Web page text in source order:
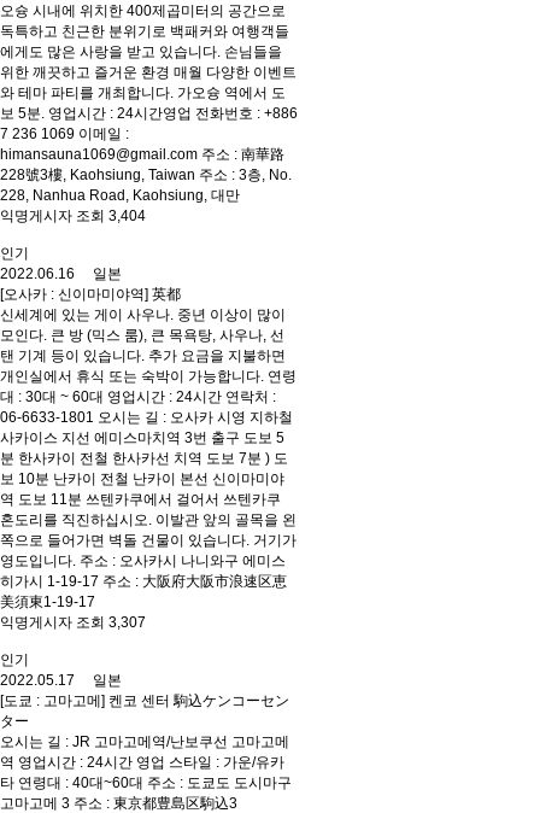
오슝 시내에 위치한 400제곱미터의 공간으로
독특하고 친근한 분위기로 백패커와 여행객들
에게도 많은 사랑을 받고 있습니다. 손님들을
위한 깨끗하고 즐거운 환경 매월 다양한 이벤트
와 테마 파티를 개최합니다. 가오슝 역에서 도
보 5분. 영업시간 : 24시간영업 전화번호 : +886
7 236 1069 이메일 :
himansauna1069@gmail.com 주소 : 南華路
228號3樓, Kaohsiung, Taiwan 주소 : 3층, No.
228, Nanhua Road, Kaohsiung, 대만
익명게시자 조회 3,404
인기
2022.06.16 일본
[오사카 : 신이마미야역] 英都
신세계에 있는 게이 사우나. 중년 이상이 많이
모인다. 큰 방 (믹스 룸), 큰 목욕탕, 사우나, 선
탠 기계 등이 있습니다. 추가 요금을 지불하면
개인실에서 휴식 또는 숙박이 가능합니다. 연령
대 : 30대 ~ 60대 영업시간 : 24시간 연락처 :
06-6633-1801 오시는 길 : 오사카 시영 지하철
사카이스 지선 에미스마치역 3번 출구 도보 5
분 한사카이 전철 한사카선 치역 도보 7분 ) 도
보 10분 난카이 전철 난카이 본선 신이마미야
역 도보 11분 쓰텐카쿠에서 걸어서 쓰텐카쿠
혼도리를 직진하십시오. 이발관 앞의 골목을 왼
쪽으로 들어가면 벽돌 건물이 있습니다. 거기가
영도입니다. 주소 : 오사카시 나니와구 에미스
히가시 1-19-17 주소 : 大阪府大阪市浪速区恵
美須東1-19-17
익명게시자 조회 3,307
인기
2022.05.17 일본
[도쿄 : 고마고메] 켄코 센터 駒込ケンコーセン
ター
오시는 길 : JR 고마고메역/난보쿠선 고마고메
역 영업시간 : 24시간 영업 스타일 : 가운/유카
타 연령대 : 40대~60대 주소 : 도쿄도 도시마구
고마고메 3 주소 : 東京都豊島区駒込3